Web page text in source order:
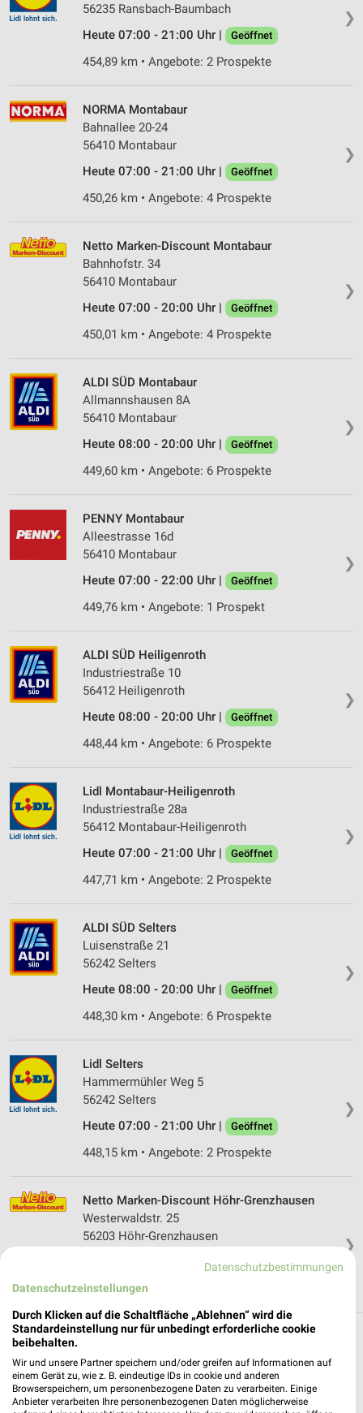
❯
56235 Ransbach-Baumbach
Heute 07:00 - 21:00 Uhr |
Geöffnet
454,89 km • Angebote: 2 Prospekte
❯
NORMA Montabaur
Bahnallee 20-24
56410 Montabaur
Heute 07:00 - 21:00 Uhr |
Geöffnet
450,26 km • Angebote: 4 Prospekte
❯
Netto Marken-Discount Montabaur
Bahnhofstr. 34
56410 Montabaur
Heute 07:00 - 20:00 Uhr |
Geöffnet
450,01 km • Angebote: 4 Prospekte
❯
ALDI SÜD Montabaur
Allmannshausen 8A
56410 Montabaur
Heute 08:00 - 20:00 Uhr |
Geöffnet
449,60 km • Angebote: 6 Prospekte
❯
PENNY Montabaur
Alleestrasse 16d
56410 Montabaur
Heute 07:00 - 22:00 Uhr |
Geöffnet
449,76 km • Angebote: 1 Prospekt
❯
ALDI SÜD Heiligenroth
Industriestraße 10
56412 Heiligenroth
Heute 08:00 - 20:00 Uhr |
Geöffnet
448,44 km • Angebote: 6 Prospekte
❯
Lidl Montabaur-Heiligenroth
Industriestraße 28a
56412 Montabaur-Heiligenroth
Heute 07:00 - 21:00 Uhr |
Geöffnet
447,71 km • Angebote: 2 Prospekte
❯
ALDI SÜD Selters
Luisenstraße 21
56242 Selters
Heute 08:00 - 20:00 Uhr |
Geöffnet
448,30 km • Angebote: 6 Prospekte
❯
Lidl Selters
Hammermühler Weg 5
56242 Selters
Heute 07:00 - 21:00 Uhr |
Geöffnet
448,15 km • Angebote: 2 Prospekte
❯
Netto Marken-Discount Höhr-Grenzhausen
Westerwaldstr. 25
56203 Höhr-Grenzhausen
Heute 07:00 - 22:00 Uhr | Geöffnet
459,51 km • Angebote: 4 Prospekte
Discounter Angebote und Prospekte für
Ebernhahn
17 Prospekte
Datenschutzbestimmungen
Datenschutzeinstellungen
Durch Klicken auf die Schaltfläche „Ablehnen“ wird die
Standardeinstellung nur für unbedingt erforderliche cookie
beibehalten.
Wir und unsere Partner speichern und/oder greifen auf Informationen auf
einem Gerät zu, wie z. B. eindeutige IDs in cookie und anderen
Browserspeichern, um personenbezogene Daten zu verarbeiten. Einige
Anbieter verarbeiten Ihre personenbezogenen Daten möglicherweise